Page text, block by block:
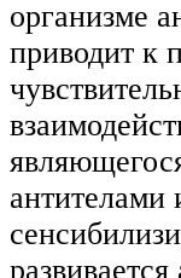
организме
приводит к
антителами